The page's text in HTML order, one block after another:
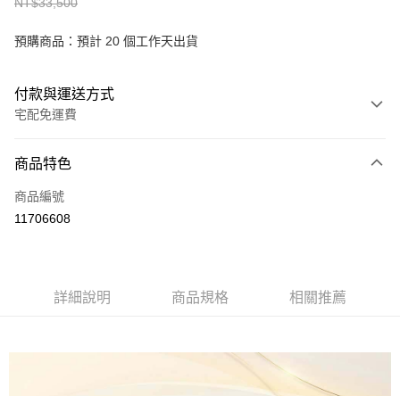
預購商品：預計 20 個工作天出貨
付款與運送方式
宅配免運費
信用卡一次付款
LINE Pay
ATM付款
運送方式
商品特色
商品編號
11706608
詳細說明 商品規格 相關推薦